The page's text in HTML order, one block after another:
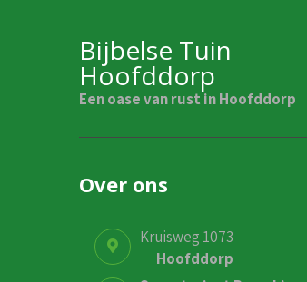
Bijbelse Tuin
Hoofddorp
Een oase van rust in Hoofddorp
Over ons
Kruisweg 1073
Hoofddorp